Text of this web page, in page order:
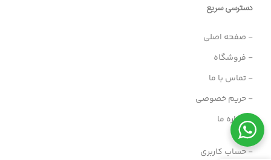
دسترسی سریع
- صفحه اصلی
- فروشگاه
- تماس با ما
- حریم خصوصی
- درباره ما
- حساب کاربری